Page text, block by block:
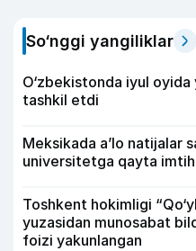
So‘nggi yangiliklar
O‘zbekistonda iyul
tashkil etdi
Meksikada a’lo natijalar
universitetga qayta
Toshkent hokimligi
yuzasidan munosabat
foizi yakunlangan